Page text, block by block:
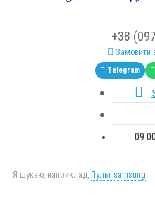
+38
Замовити
Telegram
Я шукаю, наприклад, Пульт samsung